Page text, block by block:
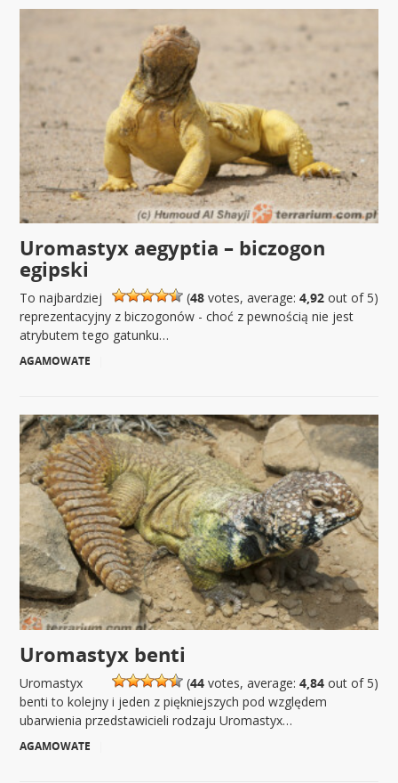
Uromastyx aegyptia – biczogon
egipski
(48votes, average: 4,92out of 5)
To najbardziej
reprezentacyjny z biczogonów - choć z pewnością nie jest
atrybutem tego gatunku…
AGAMOWATE
Uromastyx benti
(44votes, average: 4,84out of 5)
Uromastyx
benti to kolejny i jeden z piękniejszych pod względem
ubarwienia przedstawicieli rodzaju Uromastyx…
AGAMOWATE